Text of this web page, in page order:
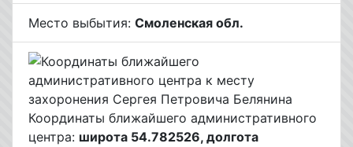
Место выбытия: Смоленская обл.
Координаты ближайшего административного
центра: широта 54.782526, долгота